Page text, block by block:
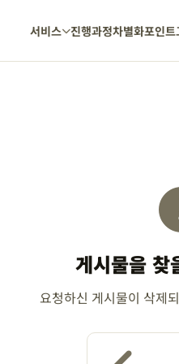
서비스 진행과정차별화포인트
게시물을 찾
요청하신 게시물이 삭제